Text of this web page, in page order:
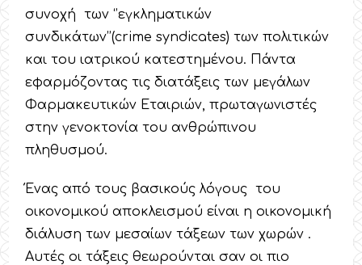
συνοχή των ‘’εγκληματικών
συνδικάτων’’(crime syndicates) των πολιτικών
και του ιατρικού κατεστημένου. Πάντα
εφαρμόζοντας τις διατάξεις των μεγάλων
Φαρμακευτικών Εταιριών, πρωταγωνιστές
στην γενοκτονία του ανθρώπινου
πληθυσμού.
Ένας από τους βασικούς λόγους του
οικονομικού αποκλεισμού είναι η οικονομική
διάλυση των μεσαίων τάξεων των χωρών .
Αυτές οι τάξεις θεωρούνται σαν οι πιο